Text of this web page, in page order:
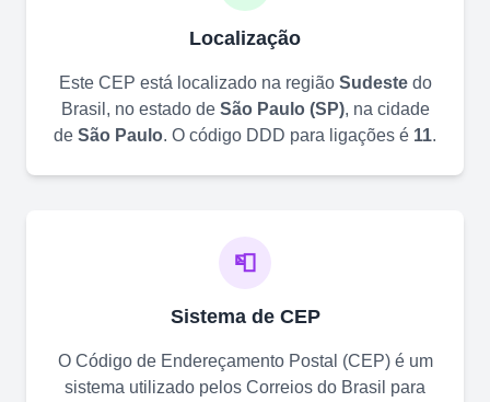
Localização
Este CEP está localizado na região Sudestedo
Brasil, no estado de São Paulo(SP), na cidade
de São Paulo. O código DDD para ligações é 11.
📮
Sistema de CEP
O Código de Endereçamento Postal (CEP) é um
sistema utilizado pelos Correios do Brasil para